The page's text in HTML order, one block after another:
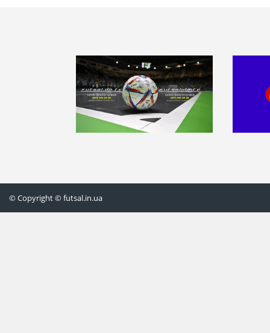
© Copyright © futsal.in.ua